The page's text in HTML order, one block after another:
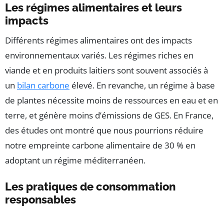
Les régimes alimentaires et leurs
impacts
Différents régimes alimentaires ont des impacts
environnementaux variés. Les régimes riches en
viande et en produits laitiers sont souvent associés à
un bilan carbone élevé. En revanche, un régime à base
de plantes nécessite moins de ressources en eau et en
terre, et génère moins d’émissions de GES. En France,
des études ont montré que nous pourrions réduire
notre empreinte carbone alimentaire de 30 % en
adoptant un régime méditerranéen.
Les pratiques de consommation
responsables